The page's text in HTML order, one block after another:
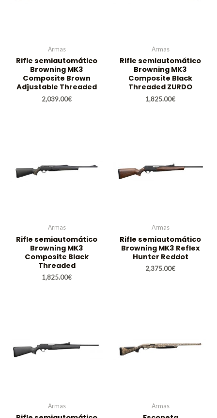
Armas
Rifle semiautomático
Browning MK3
Composite Brown
Adjustable Threaded
2,039.00€
Armas
Rifle semiautomático
Browning MK3
Composite Black
Threaded ZURDO
1,825.00€
Armas
Rifle semiautomático
Browning MK3
Composite Black
Threaded
1,825.00€
Armas
Rifle semiautomático
Browning MK3 Reflex
Hunter Reddot
2,375.00€
Armas Armas